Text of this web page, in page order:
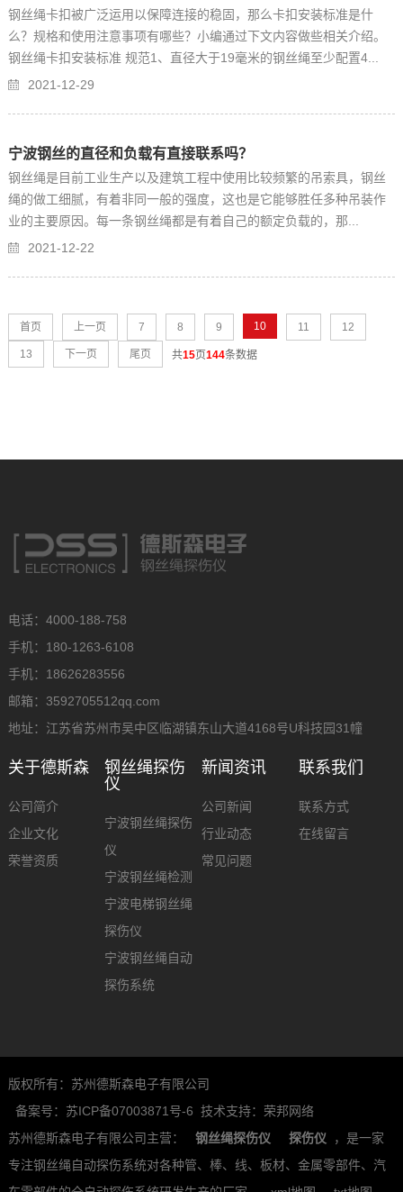
钢丝绳卡扣被广泛运用以保障连接的稳固，那么卡扣安装标准是什
么？规格和使用注意事项有哪些？小编通过下文内容做些相关介绍。
钢丝绳卡扣安装标准 规范1、直径大于19毫米的钢丝绳至少配置4...
2021-12-29
宁波钢丝的直径和负载有直接联系吗？
钢丝绳是目前工业生产以及建筑工程中使用比较频繁的吊索具，钢丝
绳的做工细腻，有着非同一般的强度，这也是它能够胜任多种吊装作
业的主要原因。每一条钢丝绳都是有着自己的额定负载的，那...
2021-12-22
首页 上一页 7 8 9 10 11 12
13 下一页 尾页 共15页144条数据
电话：4000-188-758
手机：180-1263-6108
手机：18626283556
邮箱：3592705512qq.com
地址：江苏省苏州市吴中区临湖镇东山大道4168号U科技园31幢
关于德斯森
公司简介
企业文化
荣誉资质
钢丝绳探伤
仪
宁波钢丝绳探伤
仪
宁波钢丝绳检测
宁波电梯钢丝绳
探伤仪
宁波钢丝绳自动
探伤系统
新闻资讯
公司新闻
行业动态
常见问题
联系我们
联系方式
在线留言
版权所有：苏州德斯森电子有限公司
备案号：苏ICP备07003871号-6 技术支持：荣邦网络
苏州德斯森电子有限公司主营：
钢丝绳探伤仪 探伤仪
，是一家
专注钢丝绳自动探伤系统对各种管、棒、线、板材、金属零部件、汽